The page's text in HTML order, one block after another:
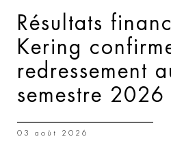
Résultats
Kering
redressement
semestre 2026
03 août 2026